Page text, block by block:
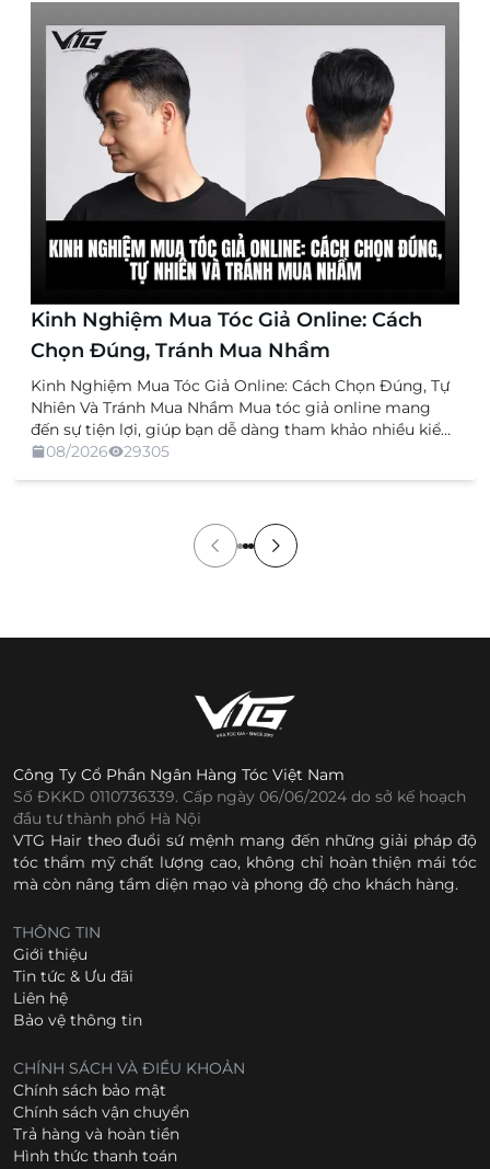
Kinh Nghiệm Mua Tóc Giả Online: Cách
Chọn Đúng, Tránh Mua Nhầm
Kinh Nghiệm Mua Tóc Giả Online: Cách Chọn Đúng, Tự
Nhiên Và Tránh Mua Nhầm Mua tóc giả online mang
đến sự tiện lợi, giúp bạn dễ dàng tham khảo nhiều kiểu
dáng, chất liệu và mức giá mà không cần trực tiếp đến
08/2026 29305
Công Ty Cổ Phần Ngân Hàng Tóc Việt Nam
Số ĐKKD 0110736339. Cấp ngày 06/06/2024 do sở kế hoạch
đầu tư thành phố Hà Nội
VTG Hair theo đuổi sứ mệnh mang đến những giải pháp độ
tóc thẩm mỹ chất lượng cao, không chỉ hoàn thiện mái tóc
mà còn nâng tầm diện mạo và phong độ cho khách hàng.
THÔNG TIN
Giới thiệu
Tin tức & Ưu đãi
Liên hệ
Bảo vệ thông tin
CHÍNH SÁCH VÀ ĐIỀU KHOẢN
Chính sách bảo mật
Chính sách vận chuyển
Trả hàng và hoàn tiền
Hình thức thanh toán